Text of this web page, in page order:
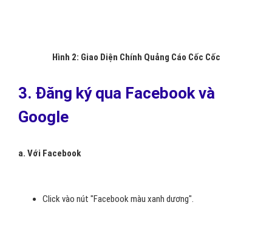
Hình 2: Giao Diện Chính Quảng Cáo Cốc Cốc
3. Đăng ký qua Facebook và
Google
a. Với Facebook
Click vào nút "Facebook màu xanh dương".